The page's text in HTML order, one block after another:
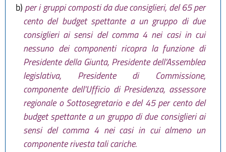
b) per i gruppi composti da due consiglieri, del 65 per
cento del budget spettante a un gruppo di due
consiglieri ai sensi del comma 4 nei casi in cui
nessuno dei componenti ricopra la funzione di
Presidente della Giunta, Presidente dell'Assemblea
legislativa, Presidente di Commissione,
componente dell'Ufficio di Presidenza, assessore
regionale o Sottosegretario e del 45 per cento del
budget spettante a un gruppo di due consiglieri ai
sensi del comma 4 nei casi in cui almeno un
componente rivesta tali cariche.